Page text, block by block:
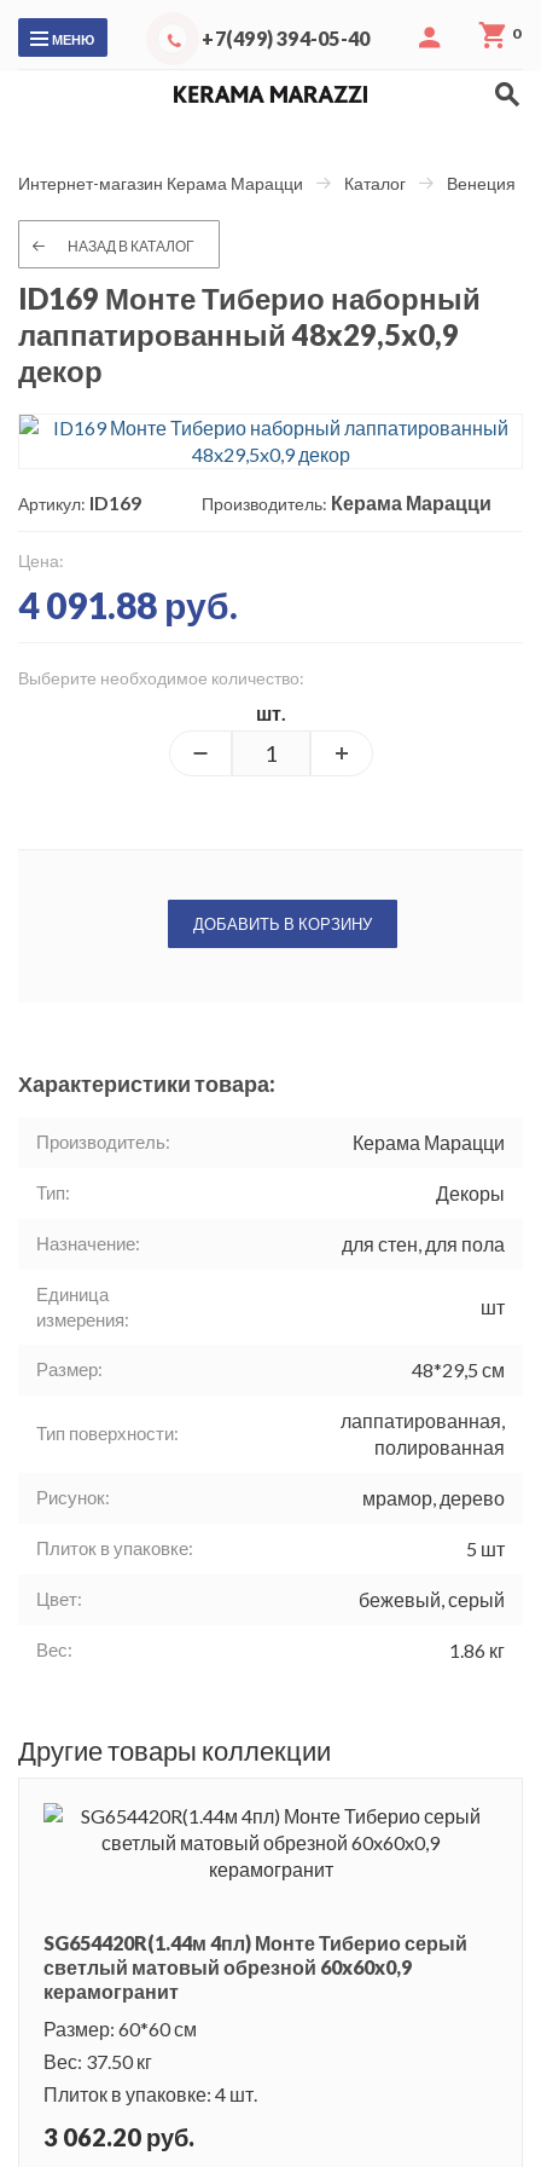
МЕНЮ +7(499) 394-05-40 0
Интернет-магазин Керама Марацци Каталог Венеция
НАЗАД В КАТАЛОГ
ID169 Монте Тиберио наборный
лаппатированный 48x29,5x0,9
декор
Артикул: ID169 Производитель: Керама Марацци
Цена:
4 091.88 руб.
Выберите необходимое количество:
шт.
ДОБАВИТЬ В КОРЗИНУ
Характеристики товара:
Производитель: Керама Марацци
Тип: Декоры
Назначение: для стен, для пола
Единица
измерения:
шт
Размер: 48*29,5 см
Тип поверхности:
лаппатированная,
полированная
Рисунок: мрамор, дерево
Плиток в упаковке: 5 шт
Цвет: бежевый, серый
Вес: 1.86 кг
Другие товары коллекции
SG654420R(1.44м 4пл) Монте Тиберио серый
светлый матовый обрезной 60x60x0,9
керамогранит
Размер: 60*60 см
Вес: 37.50 кг
Плиток в упаковке: 4 шт.
3 062.20 руб.